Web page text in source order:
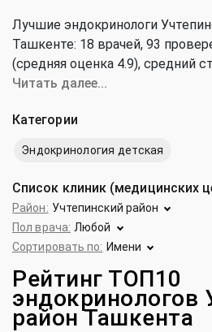
Лучшие эндокринологи
Ташкенте: 18 врачей, 93
(средняя оценка 4.9), cредний
консультации эндокринолога
Читать далее...
Категории
Эндокринология детская
Список клиник (медицинских
Район: Учтепинский район
Пол врача: Любой
Сортировать по: Имени
Рейтинг ТОП10
эндокринологов
район Ташкента